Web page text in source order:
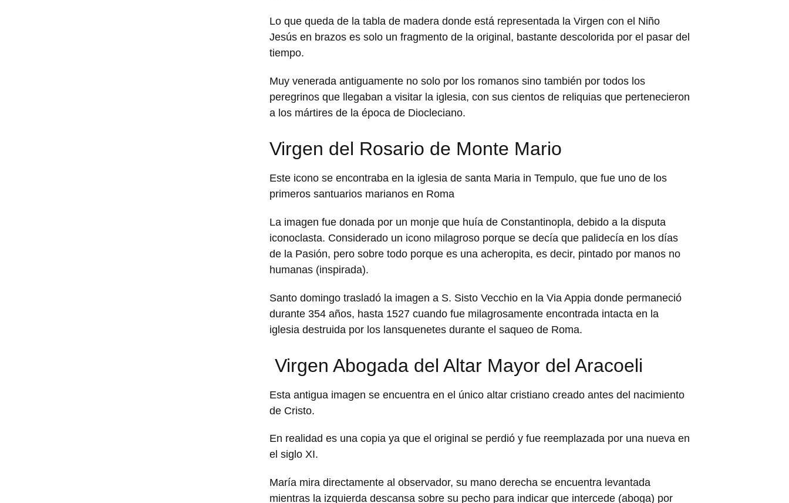
Lo que queda de la tabla de madera donde está representada la Virgen con el Niño
Jesús en brazos es solo un fragmento de la original, bastante descolorida por el pasar del
tiempo.
Muy venerada antiguamente no solo por los romanos sino también por todos los
peregrinos que llegaban a visitar la iglesia, con sus cientos de reliquias que pertenecieron
a los mártires de la época de Diocleciano.
Virgen del Rosario de Monte Mario
Este icono se encontraba en la iglesia de santa Maria in Tempulo, que fue uno de los
primeros santuarios marianos en Roma
La imagen fue donada por un monje que huía de Constantinopla, debido a la disputa
iconoclasta. Considerado un icono milagroso porque se decía que palidecía en los días
de la Pasión, pero sobre todo porque es una acheropita, es decir, pintado por manos no
humanas (inspirada).
Santo domingo trasladó la imagen a S. Sisto Vecchio en la Via Appia donde permaneció
durante 354 años, hasta 1527 cuando fue milagrosamente encontrada intacta en la
iglesia destruida por los lansquenetes durante el saqueo de Roma.
Virgen Abogada del Altar Mayor del Aracoeli
Esta antigua imagen se encuentra en el único altar cristiano creado antes del nacimiento
de Cristo.
En realidad es una copia ya que el original se perdió y fue reemplazada por una nueva en
el siglo XI.
María mira directamente al observador, su mano derecha se encuentra levantada
mientras la izquierda descansa sobre su pecho para indicar que intercede (aboga) por